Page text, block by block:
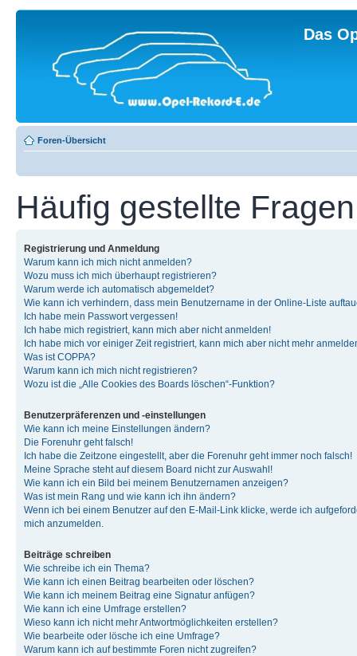
Das
Foren-Übersicht
Häufig gestellte Fragen
Registrierung und Anmeldung
Warum kann ich mich nicht anmelden?
Wozu muss ich mich überhaupt registrieren?
Warum werde ich automatisch abgemeldet?
Wie kann ich verhindern, dass mein Benutzername in der Online-Liste
Ich habe mein Passwort vergessen!
Ich habe mich registriert, kann mich aber nicht anmelden!
Ich habe mich vor einiger Zeit registriert, kann mich aber nicht mehr
Was ist COPPA?
Warum kann ich mich nicht registrieren?
Wozu ist die „Alle Cookies des Boards löschen“-Funktion?
Benutzerpräferenzen und -einstellungen
Wie kann ich meine Einstellungen ändern?
Die Forenuhr geht falsch!
Ich habe die Zeitzone eingestellt, aber die Forenuhr geht immer noch falsch!
Meine Sprache steht auf diesem Board nicht zur Auswahl!
Wie kann ich ein Bild bei meinem Benutzernamen anzeigen?
Was ist mein Rang und wie kann ich ihn ändern?
Wenn ich bei einem Benutzer auf den E-Mail-Link klicke, werde ich
mich anzumelden.
Beiträge schreiben
Wie schreibe ich ein Thema?
Wie kann ich einen Beitrag bearbeiten oder löschen?
Wie kann ich meinem Beitrag eine Signatur anfügen?
Wie kann ich eine Umfrage erstellen?
Wieso kann ich nicht mehr Antwortmöglichkeiten erstellen?
Wie bearbeite oder lösche ich eine Umfrage?
Warum kann ich auf bestimmte Foren nicht zugreifen?